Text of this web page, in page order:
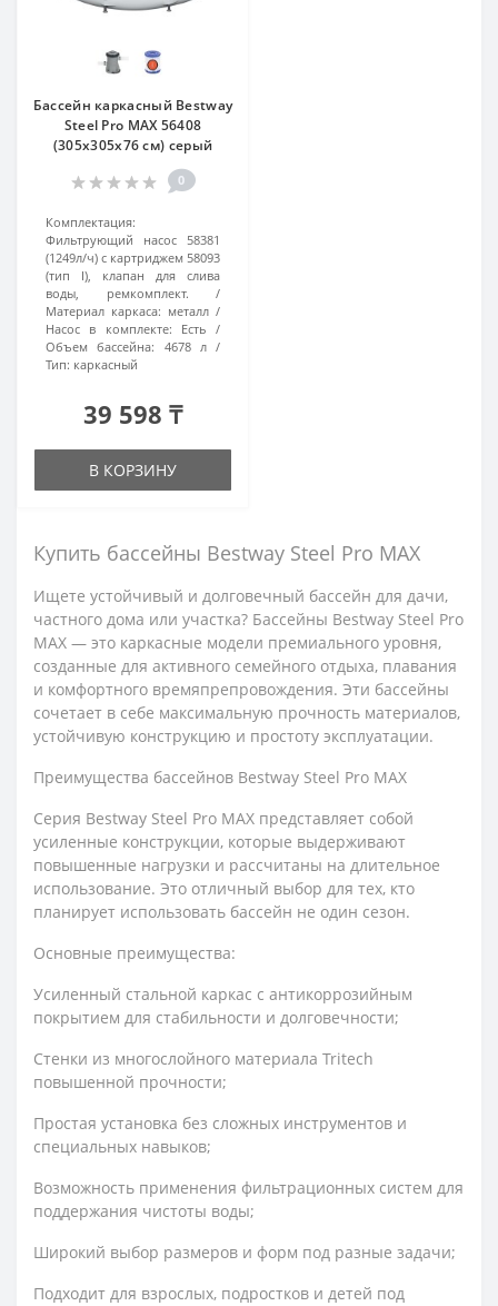
Бассейн каркасный Bestway
Steel Pro MAX 56408
(305x305x76 см) серый
0
Комплектация:
Фильтрующий насос 58381
(1249л/ч) с картриджем 58093
(тип I), клапан для слива
воды, ремкомплект.
Материал каркаса: металл
Насос в комплекте:
Есть
Объем бассейна:
4678 л
Тип: каркасный
39 598 ₸
В КОРЗИНУ
Купить бассейны Bestway Steel Pro MAX
Ищете устойчивый и долговечный бассейн для дачи,
частного дома или участка? Бассейны Bestway Steel Pro
MAX — это каркасные модели премиального уровня,
созданные для активного семейного отдыха, плавания
и комфортного времяпрепровождения. Эти бассейны
сочетает в себе максимальную прочность материалов,
устойчивую конструкцию и простоту эксплуатации.
Преимущества бассейнов Bestway Steel Pro MAX
Серия Bestway Steel Pro MAX представляет собой
усиленные конструкции, которые выдерживают
повышенные нагрузки и рассчитаны на длительное
использование. Это отличный выбор для тех, кто
планирует использовать бассейн не один сезон.
Основные преимущества:
Усиленный стальной каркас с антикоррозийным
покрытием для стабильности и долговечности;
Стенки из многослойного материала Tritech
повышенной прочности;
Простая установка без сложных инструментов и
специальных навыков;
Возможность применения фильтрационных систем для
поддержания чистоты воды;
Широкий выбор размеров и форм под разные задачи;
Подходит для взрослых, подростков и детей под